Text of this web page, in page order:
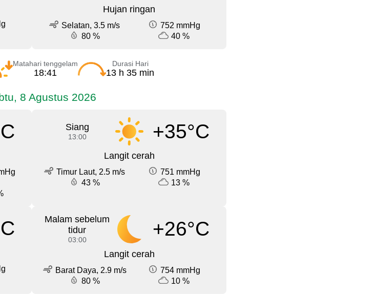
Hujan ringan
Selatan, 3.5 m/s
752 mmHg
80 %
40 %
Matahari tenggelam
18:41
Durasi Hari
13 h 35 min
8 Agustus 2026
Siang
13:00 +35°C
Langit cerah
Timur Laut, 2.5 m/s
751 mmHg
43 %
13 %
Malam sebelum
tidur
03:00 +26°C
Langit cerah
Barat Daya, 2.9 m/s
754 mmHg
80 %
10 %